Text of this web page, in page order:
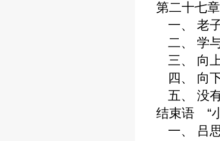
第二十七
一、 老子
二、 学与
三、 向上:
四、 向下:
五、 没有
结束语 “
一、 吕思